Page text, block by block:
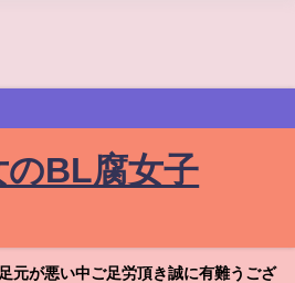
のBL腐女子
元が悪い中ご足労頂き誠に有難うござ